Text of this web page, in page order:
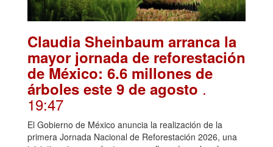
Claudia Sheinbaum arranca la
mayor jornada de reforestación
de México: 6.6 millones de
árboles este 9 de agosto .
19:47
El Gobierno de México anuncia la realización de la
primera Jornada Nacional de Reforestación 2026, una